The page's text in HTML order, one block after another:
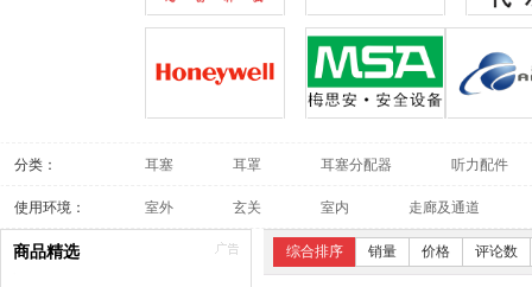
思创 JSP洁适比
霍尼韦尔 梅思安
分类： 耳塞 耳罩 耳塞分配器 听力配件
使用环境： 室外 玄关 室内 走廊及通道
商品精选 综合排序 销量 价格 评论数